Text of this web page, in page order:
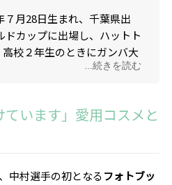
７月28日生まれ、千葉県出
ドカップに出場し、ハットト
校２年生のときにガンバ大
ヨーロッパ各国の強豪クラブ
大リーグで日本人初となる
、フランス１部で日本人初
、今季リーグ戦 11 ゴー
...続きを読む
ています」愛用コスメと
中村選手の初となるフォトブッ